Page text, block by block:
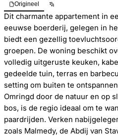
Origineel
Dit charmante appartement in
eeuwse boerderij, gelegen in
biedt een gezellig
groepen. De woning beschikt
volledig uitgeruste keuken,
gedeelde tuin, terras en
setting om buiten te
Omringd door de natuur en op
bos, is de regio ideaal om te
paardrijden. Verken
zoals Malmedy, de Abdij van